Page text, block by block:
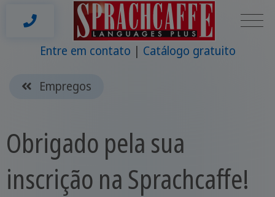
Entre em contato Catálogo gratuito
Empregos
Obrigado pela sua
inscrição na Sprachcaffe!